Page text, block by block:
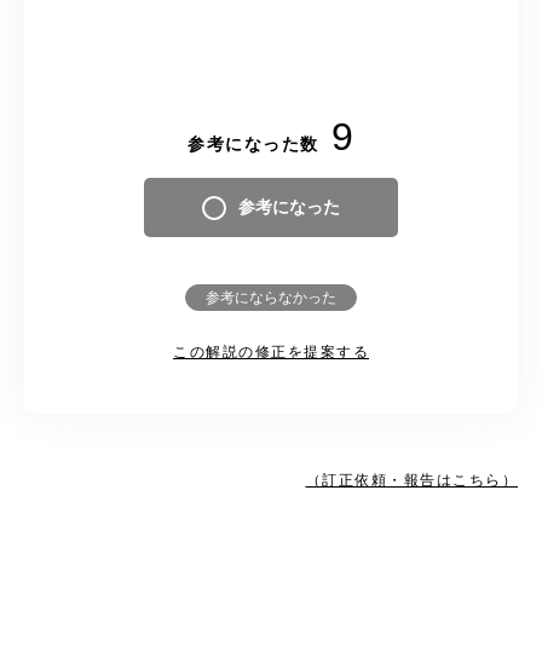
参考になった数 9
参考になった
参考にならなかった
この解説の修正を提案する
（訂正依頼・報告はこちら）